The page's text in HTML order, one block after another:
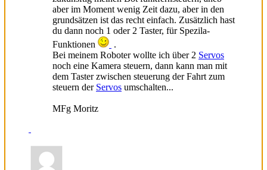
aber im Moment wenig Zeit dazu, aber in den
grundsätzen ist das recht einfach. Zusätzlich hast
du dann noch 1 oder 2 Taster, für Spezila-
Funktionen
.
Bei meinem Roboter wollte ich über 2 Servos
noch eine Kamera steuern, dann kann man mit
dem Taster zwischen steuerung der Fahrt zum
steuern der Servos umschalten...
MFg Moritz